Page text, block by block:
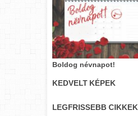
Boldog névnapot!
KEDVELT KÉPEK
LEGFRISSEBB CIKKEK